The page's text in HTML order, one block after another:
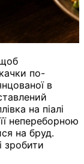
по-
в
на піалі
непереборною
на бруд.
зробити